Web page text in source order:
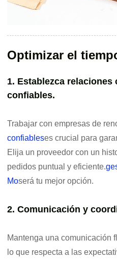
Optimizar el
1. Establezca relaciones
confiables.
Trabajar con empresas de
confiableses crucial para
Elija un proveedor con un
pedidos puntual y eficiente.
Moserá tu mejor opción.
2. Comunicación y
Mantenga una comunicación
lo que respecta a las